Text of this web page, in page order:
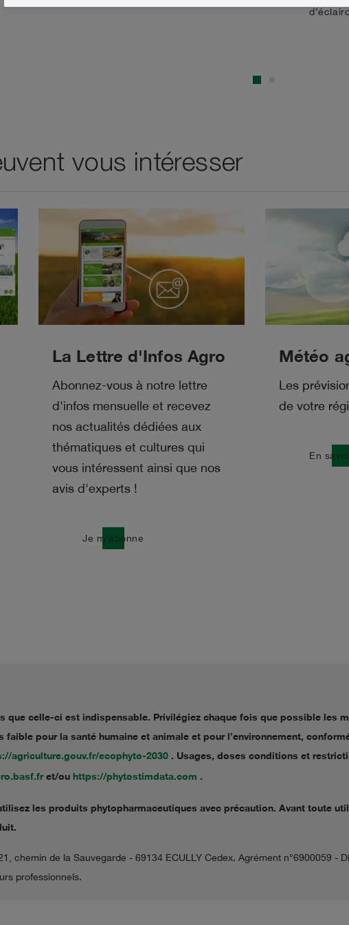
vous intéresser
La Lettre d'Infos Agro
Abonnez-vous à notre lettre
d'infos mensuelle et recevez
nos actualités dédiées aux
thématiques et cultures qui
vous intéressent ainsi que nos
avis d'experts !
Je m'abonne
Météo
Les
de votre
En
que celle-ci est indispensable. Privilégiez chaque fois que possible les
pour la santé humaine et animale et pour l’environnement,
agriculture.gouv.fr/ecophyto-2030 . Usages, doses conditions et
et/ou https://phytostimdata.com .
les produits phytopharmaceutiques avec précaution. Avant toute
chemin de la Sauvegarde - 69134 ECULLY Cedex. Agrément n°6900059 -
professionnels.